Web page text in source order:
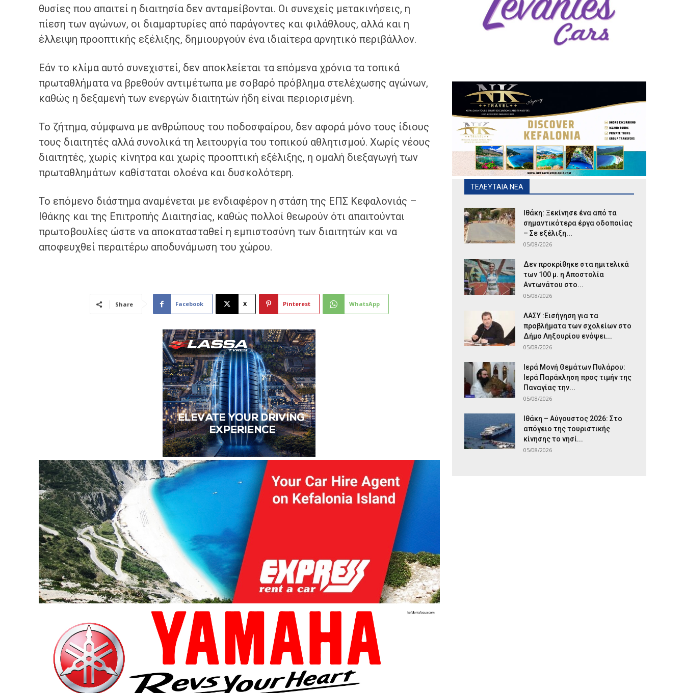
θυσίες που απαιτεί η διαιτησία δεν ανταμείβονται. Οι συνεχείς μετακινήσεις, η
πίεση των αγώνων, οι διαμαρτυρίες από παράγοντες και φιλάθλους, αλλά και η
έλλειψη προοπτικής εξέλιξης, δημιουργούν ένα ιδιαίτερα αρνητικό περιβάλλον.
Εάν το κλίμα αυτό συνεχιστεί, δεν αποκλείεται τα επόμενα χρόνια τα τοπικά
πρωταθλήματα να βρεθούν αντιμέτωπα με σοβαρό πρόβλημα στελέχωσης αγώνων,
καθώς η δεξαμενή των ενεργών διαιτητών ήδη είναι περιορισμένη.
Το ζήτημα, σύμφωνα με ανθρώπους του ποδοσφαίρου, δεν αφορά μόνο τους ίδιους
τους διαιτητές αλλά συνολικά τη λειτουργία του τοπικού αθλητισμού. Χωρίς νέους
διαιτητές, χωρίς κίνητρα και χωρίς προοπτική εξέλιξης, η ομαλή διεξαγωγή των
πρωταθλημάτων καθίσταται ολοένα και δυσκολότερη.
Το επόμενο διάστημα αναμένεται με ενδιαφέρον η στάση της ΕΠΣ Κεφαλονιάς –
Ιθάκης και της Επιτροπής Διαιτησίας, καθώς πολλοί θεωρούν ότι απαιτούνται
πρωτοβουλίες ώστε να αποκατασταθεί η εμπιστοσύνη των διαιτητών και να
αποφευχθεί περαιτέρω αποδυνάμωση του χώρου.
Share Facebook X Pinterest WhatsApp
ΤΕΛΕΥΤΑΙΑ ΝΕΑ
Ιθάκη: Ξεκίνησε ένα από τα
σημαντικότερα έργα οδοποιίας
– Σε εξέλιξη...
05/08/2026
Δεν προκρίθηκε στα ημιτελικά
των 100 μ. η Αποστολία
Αντωνάτου στο...
05/08/2026
ΛΑΣΥ :Εισήγηση για τα
προβλήματα των σχολείων στο
Δήμο Ληξουρίου ενόψει...
05/08/2026
Ιερά Μονή Θεμάτων Πυλάρου:
Ιερά Παράκληση προς τιμήν της
Παναγίας την...
05/08/2026
Ιθάκη – Αύγουστος 2026: Στο
απόγειο της τουριστικής
κίνησης το νησί...
05/08/2026